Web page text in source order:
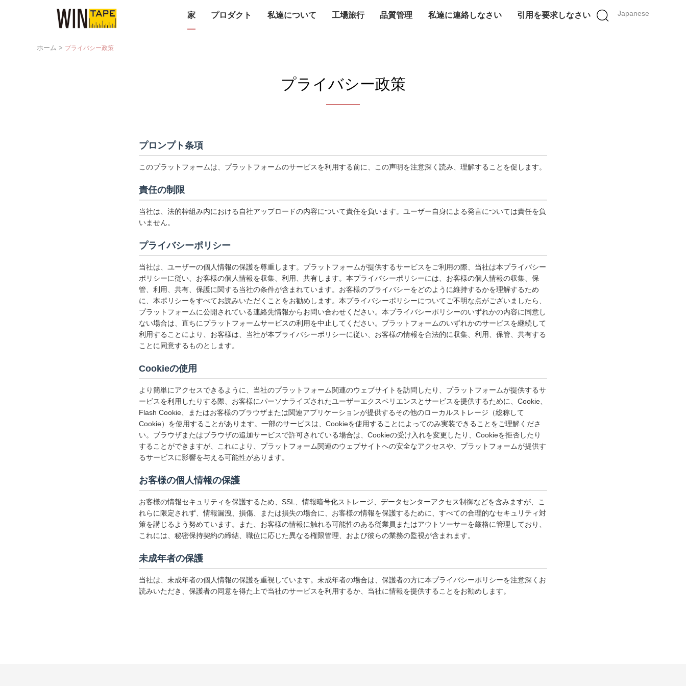
Japanese
家 プロダクト 私達について 工場旅行 品質管理 私達に連絡しなさい 引用を要求しなさい
ホーム > プライバシー政策
プライバシー政策
プロンプト条項
このプラットフォームは、プラットフォームのサービスを利用する前に、この声明を注意深く読み、理解することを促します。
責任の制限
当社は、法的枠組み内における自社アップロードの内容について責任を負います。ユーザー自身による発言については責任を負
いません。
プライバシーポリシー
当社は、ユーザーの個人情報の保護を尊重します。プラットフォームが提供するサービスをご利用の際、当社は本プライバシー
ポリシーに従い、お客様の個人情報を収集、利用、共有します。本プライバシーポリシーには、お客様の個人情報の収集、保
管、利用、共有、保護に関する当社の条件が含まれています。お客様のプライバシーをどのように維持するかを理解するため
に、本ポリシーをすべてお読みいただくことをお勧めします。本プライバシーポリシーについてご不明な点がございましたら、
プラットフォームに公開されている連絡先情報からお問い合わせください。本プライバシーポリシーのいずれかの内容に同意し
ない場合は、直ちにプラットフォームサービスの利用を中止してください。プラットフォームのいずれかのサービスを継続して
利用することにより、お客様は、当社が本プライバシーポリシーに従い、お客様の情報を合法的に収集、利用、保管、共有する
ことに同意するものとします。
Cookieの使用
より簡単にアクセスできるように、当社のプラットフォーム関連のウェブサイトを訪問したり、プラットフォームが提供するサ
ービスを利用したりする際、お客様にパーソナライズされたユーザーエクスペリエンスとサービスを提供するために、Cookie、
Flash Cookie、またはお客様のブラウザまたは関連アプリケーションが提供するその他のローカルストレージ（総称して
Cookie）を使用することがあります。一部のサービスは、Cookieを使用することによってのみ実装できることをご理解くださ
い。ブラウザまたはブラウザの追加サービスで許可されている場合は、Cookieの受け入れを変更したり、Cookieを拒否したり
することができますが、これにより、プラットフォーム関連のウェブサイトへの安全なアクセスや、プラットフォームが提供す
るサービスに影響を与える可能性があります。
お客様の個人情報の保護
お客様の情報セキュリティを保護するため、SSL、情報暗号化ストレージ、データセンターアクセス制御などを含みますが、こ
れらに限定されず、情報漏洩、損傷、または損失の場合に、お客様の情報を保護するために、すべての合理的なセキュリティ対
策を講じるよう努めています。また、お客様の情報に触れる可能性のある従業員またはアウトソーサーを厳格に管理しており、
これには、秘密保持契約の締結、職位に応じた異なる権限管理、および彼らの業務の監視が含まれます。
未成年者の保護
当社は、未成年者の個人情報の保護を重視しています。未成年者の場合は、保護者の方に本プライバシーポリシーを注意深くお
読みいただき、保護者の同意を得た上で当社のサービスを利用するか、当社に情報を提供することをお勧めします。